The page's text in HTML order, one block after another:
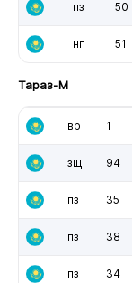
пз 50
нп 51
Тараз-М
вр 1
зщ 94
пз 35
пз 38
пз 34